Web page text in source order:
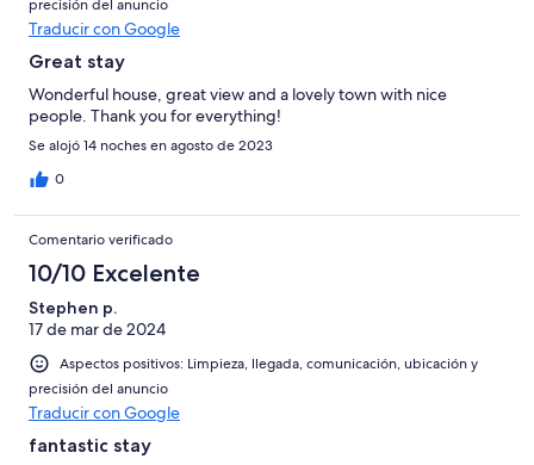
precisión del anuncio
Traducir con Google
Great stay
Wonderful house, great view and a lovely town with nice
people. Thank you for everything!
Se alojó 14 noches en agosto de 2023
0
Comentario verificado
10/10 Excelente
Stephen p.
17 de mar de 2024
Aspectos positivos: Limpieza, llegada, comunicación, ubicación y
precisión del anuncio
Traducir con Google
fantastic stay